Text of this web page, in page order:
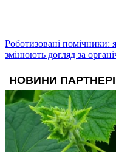
Роботизовані помічники:
змінюють догляд за